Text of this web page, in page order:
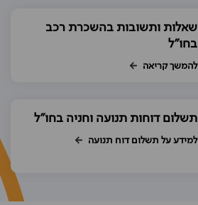
שאלות ותשובות בהשכרת רכב
בחו"ל
להמשך קריאה
תשלום דוחות תנועה וחניה בחו"ל
למידע על תשלום דוח תנועה